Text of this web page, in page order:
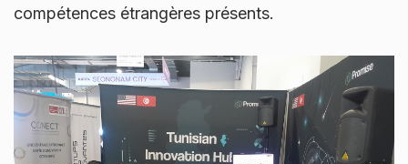
compétences étrangères présents.